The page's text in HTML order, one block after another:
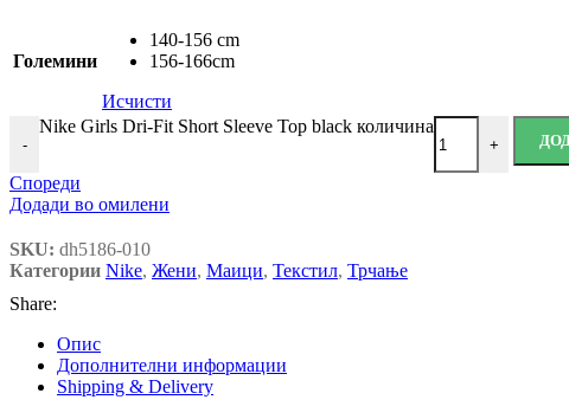
Големини
140-156 cm
156-166cm
Исчисти
-
Nike Girls Dri-Fit Short Sleeve Top black количина
+
Спореди
Додади во омилени
SKU: dh5186-010
Категории Nike, Жени, Маици, Текстил, Трчање
Share:
Опис
Дополнителни информации
Shipping & Delivery